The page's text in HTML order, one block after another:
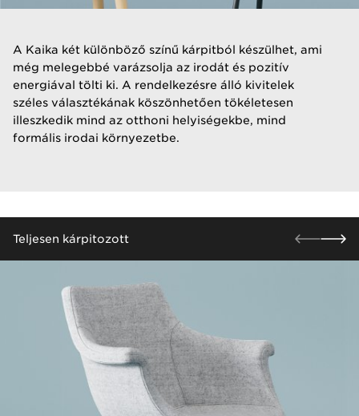
​A Kaika két különböző színű kárpitból készülhet, ami
még melegebbé varázsolja az irodát és pozitív
energiával tölti ki. A rendelkezésre álló kivitelek
széles választékának köszönhetően tökéletesen
illeszkedik mind az otthoni helyiségekbe, mind
formális irodai környezetbe.​
​Teljesen kárpitozott​